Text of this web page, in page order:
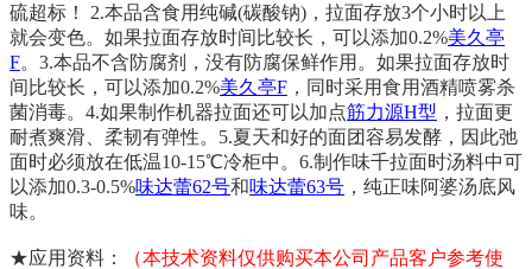
硫超标！ 2.本品含食用纯碱(碳酸钠)，拉面存放3个小时以上
就会变色。如果拉面存放时间比较长，可以添加0.2%美久亭
F。3.本品不含防腐剂，没有防腐保鲜作用。如果拉面存放时
间比较长，可以添加0.2%美久亭F ，同时采用食用酒精喷雾杀
菌消毒。4.如果制作机器拉面还可以加点筋力源H型 ，拉面更
耐煮爽滑、柔韧有弹性。5.夏天和好的面团容易发酵，因此弛
面时必须放在低温10-15℃冷柜中。6.制作味千拉面时汤料中可
以添加0.3-0.5%味达蕾62号和味达蕾63号 ，纯正味阿婆汤底风
味。
★应用资料：
（本技术资料仅供购买本公司产品客户参考使